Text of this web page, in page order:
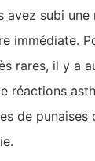
avez subi
immédiate.
rares, il y a
réactions
de